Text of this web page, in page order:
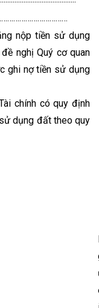
nộp tiền sử dụng
nghị Quý cơ quan
ghi nợ tiền sử dụng
chính có quy định
dụng đất theo quy